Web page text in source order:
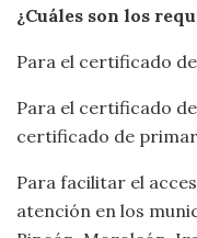
¿Cuáles son los
Para el certificado
Para el certificado
certificado de
Para facilitar el
atención en los